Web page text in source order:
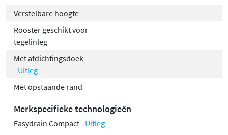
Verstelbare hoogte
Rooster geschikt voor
tegelinleg
Met afdichtingsdoek
Uitleg
Met opstaande rand
Merkspecifieke technologieën
Easydrain Compact Uitleg